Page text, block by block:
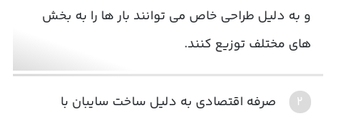
و به دلیل طراحی خاص می توانند بار ها را به بخش
های مختلف توزیع کنند.
صرفه اقتصادی به دلیل ساخت سایبان با